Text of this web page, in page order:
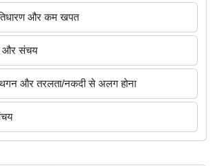
और कम खपत
और संचय
और तरलता/नकदी से अलग होना